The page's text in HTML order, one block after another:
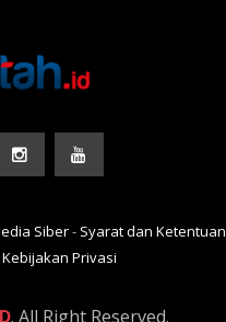
Siber- Syarat dan Ketentuan
Kebijakan Privasi
. All Right Reserved.